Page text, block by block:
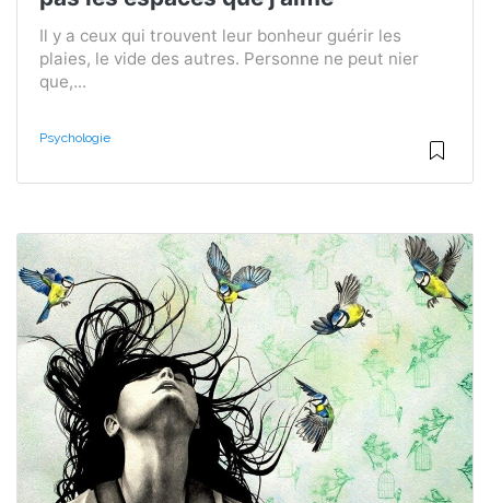
Il y a ceux qui trouvent leur bonheur guérir les
plaies, le vide des autres. Personne ne peut nier
que,...
Psychologie